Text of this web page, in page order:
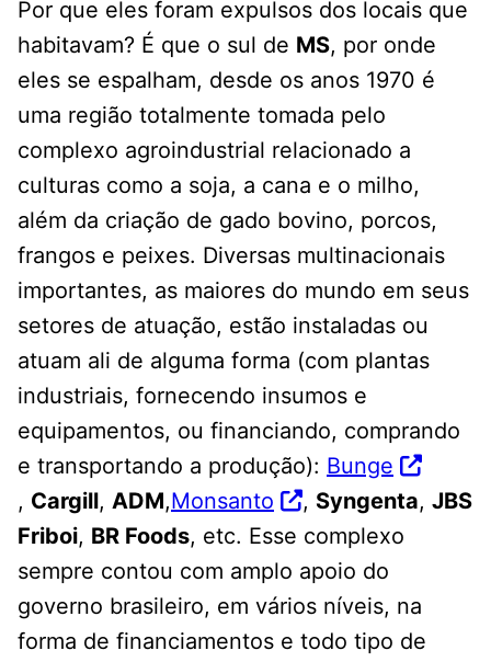
Por que eles foram expulsos dos locais que
habitavam? É que o sul de MS, por onde
eles se espalham, desde os anos 1970 é
uma região totalmente tomada pelo
complexo agroindustrial relacionado a
culturas como a soja, a cana e o milho,
além da criação de gado bovino, porcos,
frangos e peixes. Diversas multinacionais
importantes, as maiores do mundo em seus
setores de atuação, estão instaladas ou
atuam ali de alguma forma (com plantas
industriais, fornecendo insumos e
equipamentos, ou financiando, comprando
e transportando a produção): Bunge
, Cargill, ADM,Monsanto , Syngenta, JBS
Friboi, BR Foods, etc. Esse complexo
sempre contou com amplo apoio do
governo brasileiro, em vários níveis, na
forma de financiamentos e todo tipo de